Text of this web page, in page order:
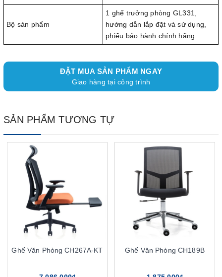
Bộ sản phẩm
1 ghế trưởng phòng GL331,
hướng dẫn lắp đặt và sử dụng,
phiếu bảo hành chính hãng
ĐẶT MUA SẢN PHẨM NGAY
Giao hàng tại công trình
SẢN PHẨM TƯƠNG TỰ
Ghế Văn Phòng CH267A-KT Ghế Văn Phòng CH189B